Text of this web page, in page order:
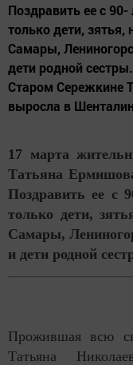
Поздравить ее с
только дети, зятья,
Самары,
дети родной
Старом Сережкине
выросла в
17 марта
Татьяна
Поздравить ее с
только дети,
Самары,
и дети родной
Прожившая всю
Татьяна